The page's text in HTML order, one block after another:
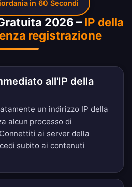
2026 –IP della
registrazione
all'IP della
un indirizzo IP della
alcun processo di
ai server della
subito ai contenuti
in 60 Secondi